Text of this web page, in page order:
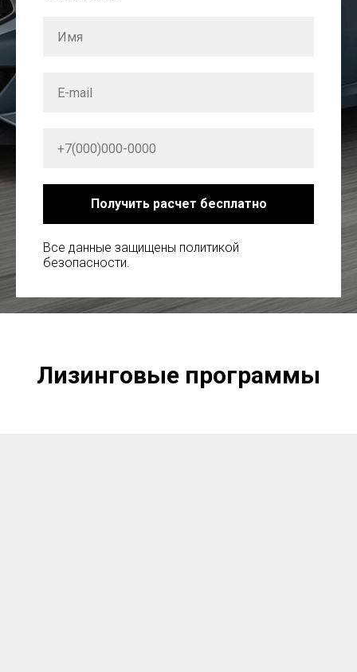
Получить расчет бесплатно
Все данные защищены политикой
безопасности.
Лизинговые программы